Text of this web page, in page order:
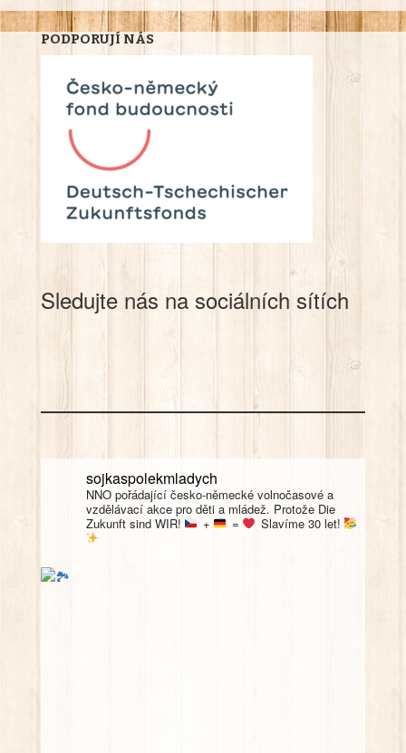
PODPORUJÍ NÁS
Sledujte nás na sociálních sítích
sojkaspolekmladych
NNO pořádající česko-německé volnočasové a
vzdělávací akce pro děti a mládež. Protože Die
Zukunft sind WIR!
+ = Slavíme 30 let!